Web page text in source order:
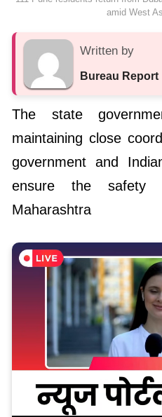
amid West
Written by
Bureau Report
The state
maintaining close
government and
ensure the
Maharashtra